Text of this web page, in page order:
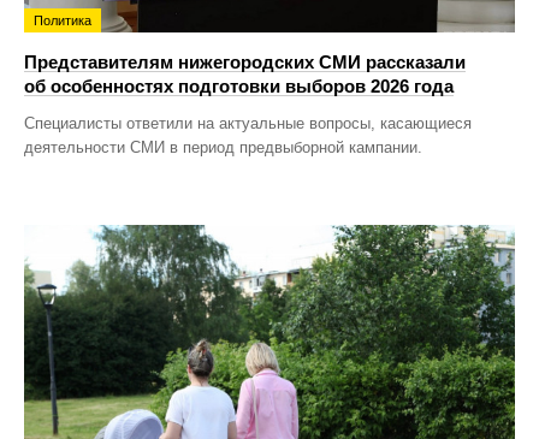
Политика
Представителям нижегородских СМИ рассказали
об особенностях подготовки выборов 2026 года
Специалисты ответили на актуальные вопросы, касающиеся
деятельности СМИ в период предвыборной кампании.